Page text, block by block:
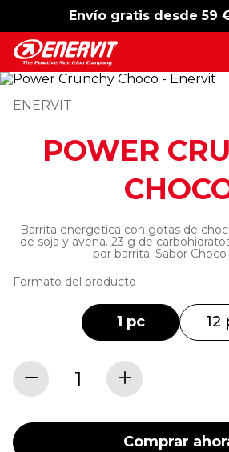
Envío gratis desde 59
-15% free
ENERVIT
POWER
Barrita energética con gotas de
de soja y avena. 23 g de
por barrita. Sabor
Formato del producto
1 pc 12
Comprar